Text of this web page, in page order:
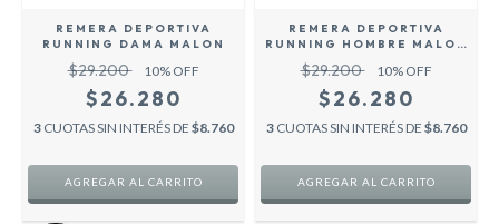
REMERA DEPORTIVA
RUNNING DAMA MALON
$29.200 10% OFF
$26.280
3 CUOTAS SIN INTERÉS DE $8.760
AGREGAR AL CARRITO
REMERA DEPORTIVA
RUNNING HOMBRE MALON
$29.200 10% OFF
$26.280
3 CUOTAS SIN INTERÉS DE $8.760
AGREGAR AL CARRITO